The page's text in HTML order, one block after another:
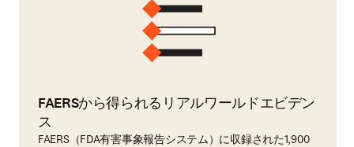
FAERSから得られるリアルワールドエビデン
ス
FAERS（FDA有害事象報告システム）に収録された1,900